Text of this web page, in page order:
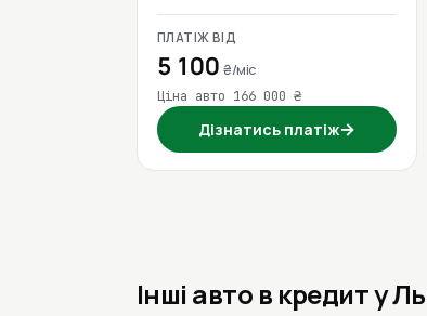
ПЛАТІЖ ВІД
5 100₴/міс
Ціна авто 166 000 ₴
Дізнатись платіж→
Інші авто в кредит у